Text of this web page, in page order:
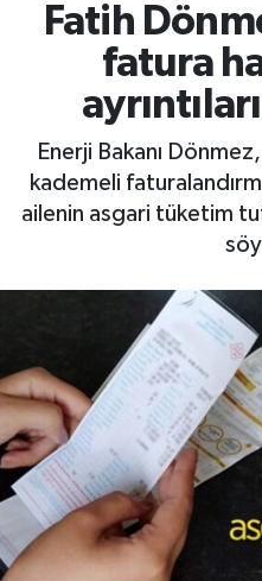
Fatih
fatura
Enerji Bakanı
kademeli
ailenin asgari tüketim
Süper Lig Puan
Tüm Manşetler